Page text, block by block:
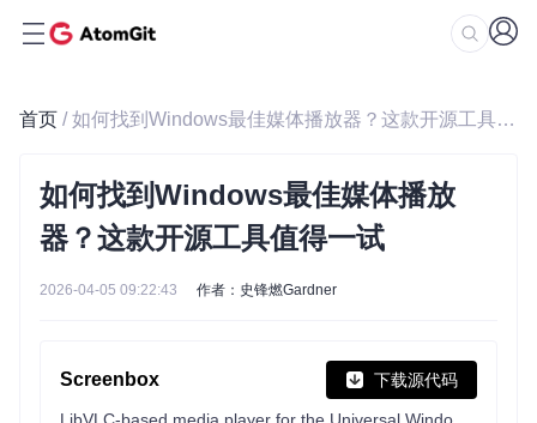
首页 / 如何找到Windows最佳媒体播放器？这款开源工具值得一试
如何找到Windows最佳媒体播放
器？这款开源工具值得一试
2026-04-05 09:22:43 作者：史锋燃Gardner
Screenbox 下载源代码